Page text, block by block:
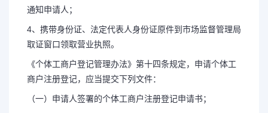
通知申请人；
4、携带身份证、法定代表人身份证原件到市场监督管理局
取证窗口领取营业执照。
《个体工商户登记管理办法》第十四条规定，申请个体工
商户注册登记，应当提交下列文件：
（一）申请人签署的个体工商户注册登记申请书；
长按图片识别二维